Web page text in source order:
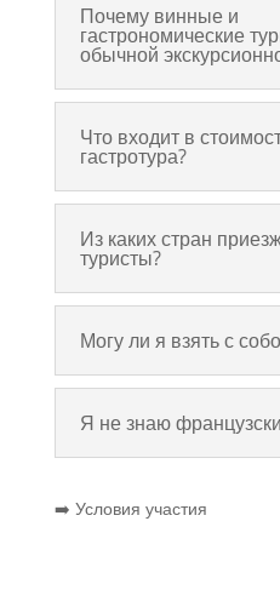
Почему винные и
гастрономические
обычной
Что входит в
гастротура?
Из каких стран
туристы?
Могу ли я взять с
Я не знаю
➡️ Условия участия